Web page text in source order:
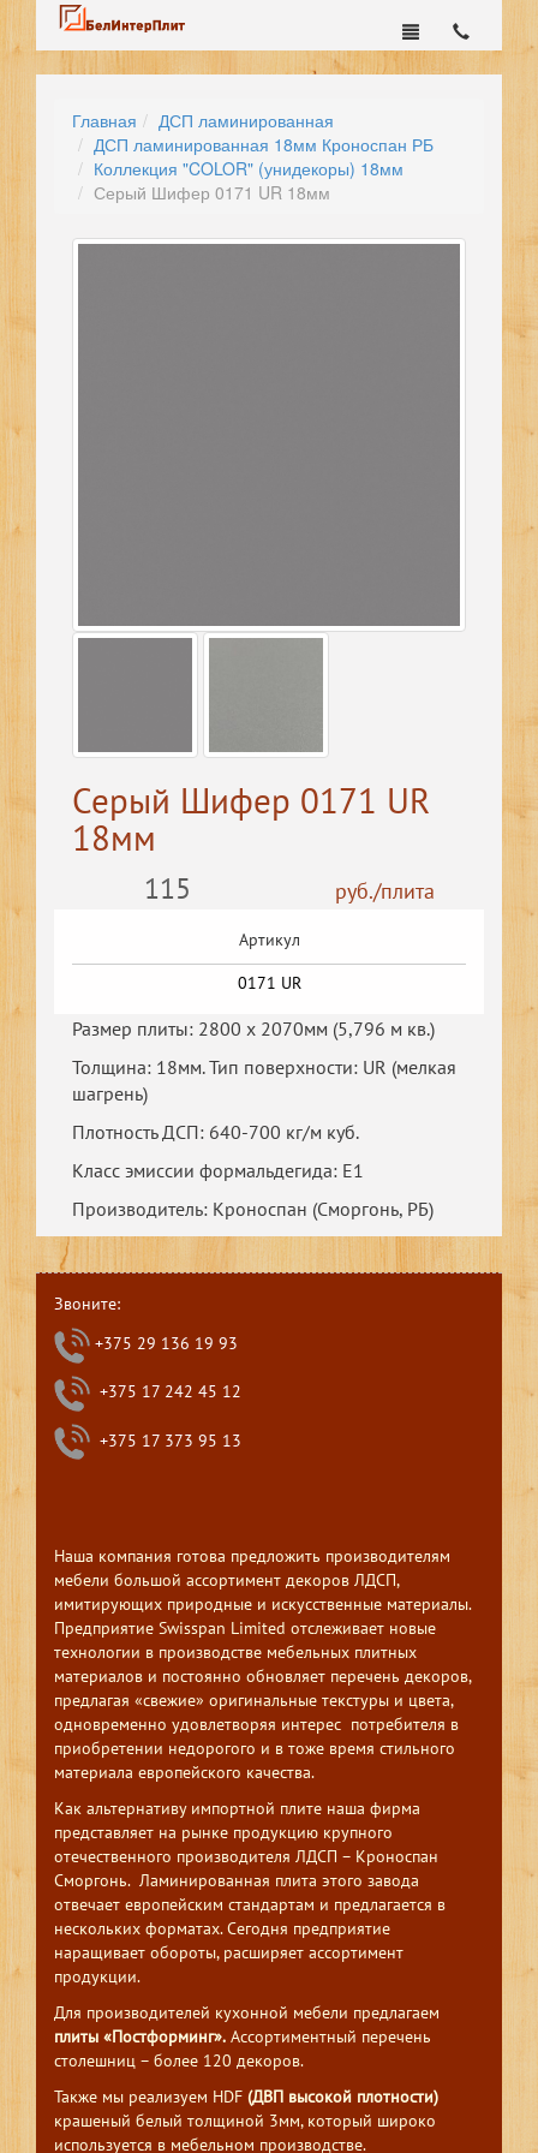
Главная
ДСП ламинированная
ДСП ламинированная 18мм Кроноспан РБ
Коллекция "COLOR" (унидекоры) 18мм
Серый Шифер 0171 UR 18мм
Серый Шифер 0171 UR
18мм
115 руб./плита
Артикул
0171 UR
Размер плиты: 2800 х 2070мм (5,796 м кв.)
Толщина: 18мм. Тип поверхности: UR (мелкая
шагрень)
Плотность ДСП: 640-700 кг/м куб.
Класс эмиссии формальдегида: E1
Производитель: Кроноспан (Сморгонь, РБ)
Звоните:
+375 29 136 19 93
+375 17 242 45 12
+375 17 373 95 13
Наша компания готова предложить производителям
мебели большой ассортимент декоров ЛДСП,
имитирующих природные и искусственные материалы.
Предприятие Swisspan Limited отслеживает новые
технологии в производстве мебельных плитных
материалов и постоянно обновляет перечень декоров,
предлагая «свежие» оригинальные текстуры и цвета,
одновременно удовлетворяя интерес потребителя в
приобретении недорогого и в тоже время стильного
материала европейского качества.
Как альтернативу импортной плите наша фирма
представляет на рынке продукцию крупного
отечественного производителя ЛДСП – Кроноспан
Сморгонь. Ламинированная плита этого завода
отвечает европейским стандартам и предлагается в
нескольких форматах. Сегодня предприятие
наращивает обороты, расширяет ассортимент
продукции.
Для производителей кухонной мебели предлагаем
плиты «Постформинг». Ассортиментный перечень
столешниц – более 120 декоров.
Также мы реализуем HDF (ДВП высокой плотности)
крашеный белый толщиной 3мм, который широко
используется в мебельном производстве.